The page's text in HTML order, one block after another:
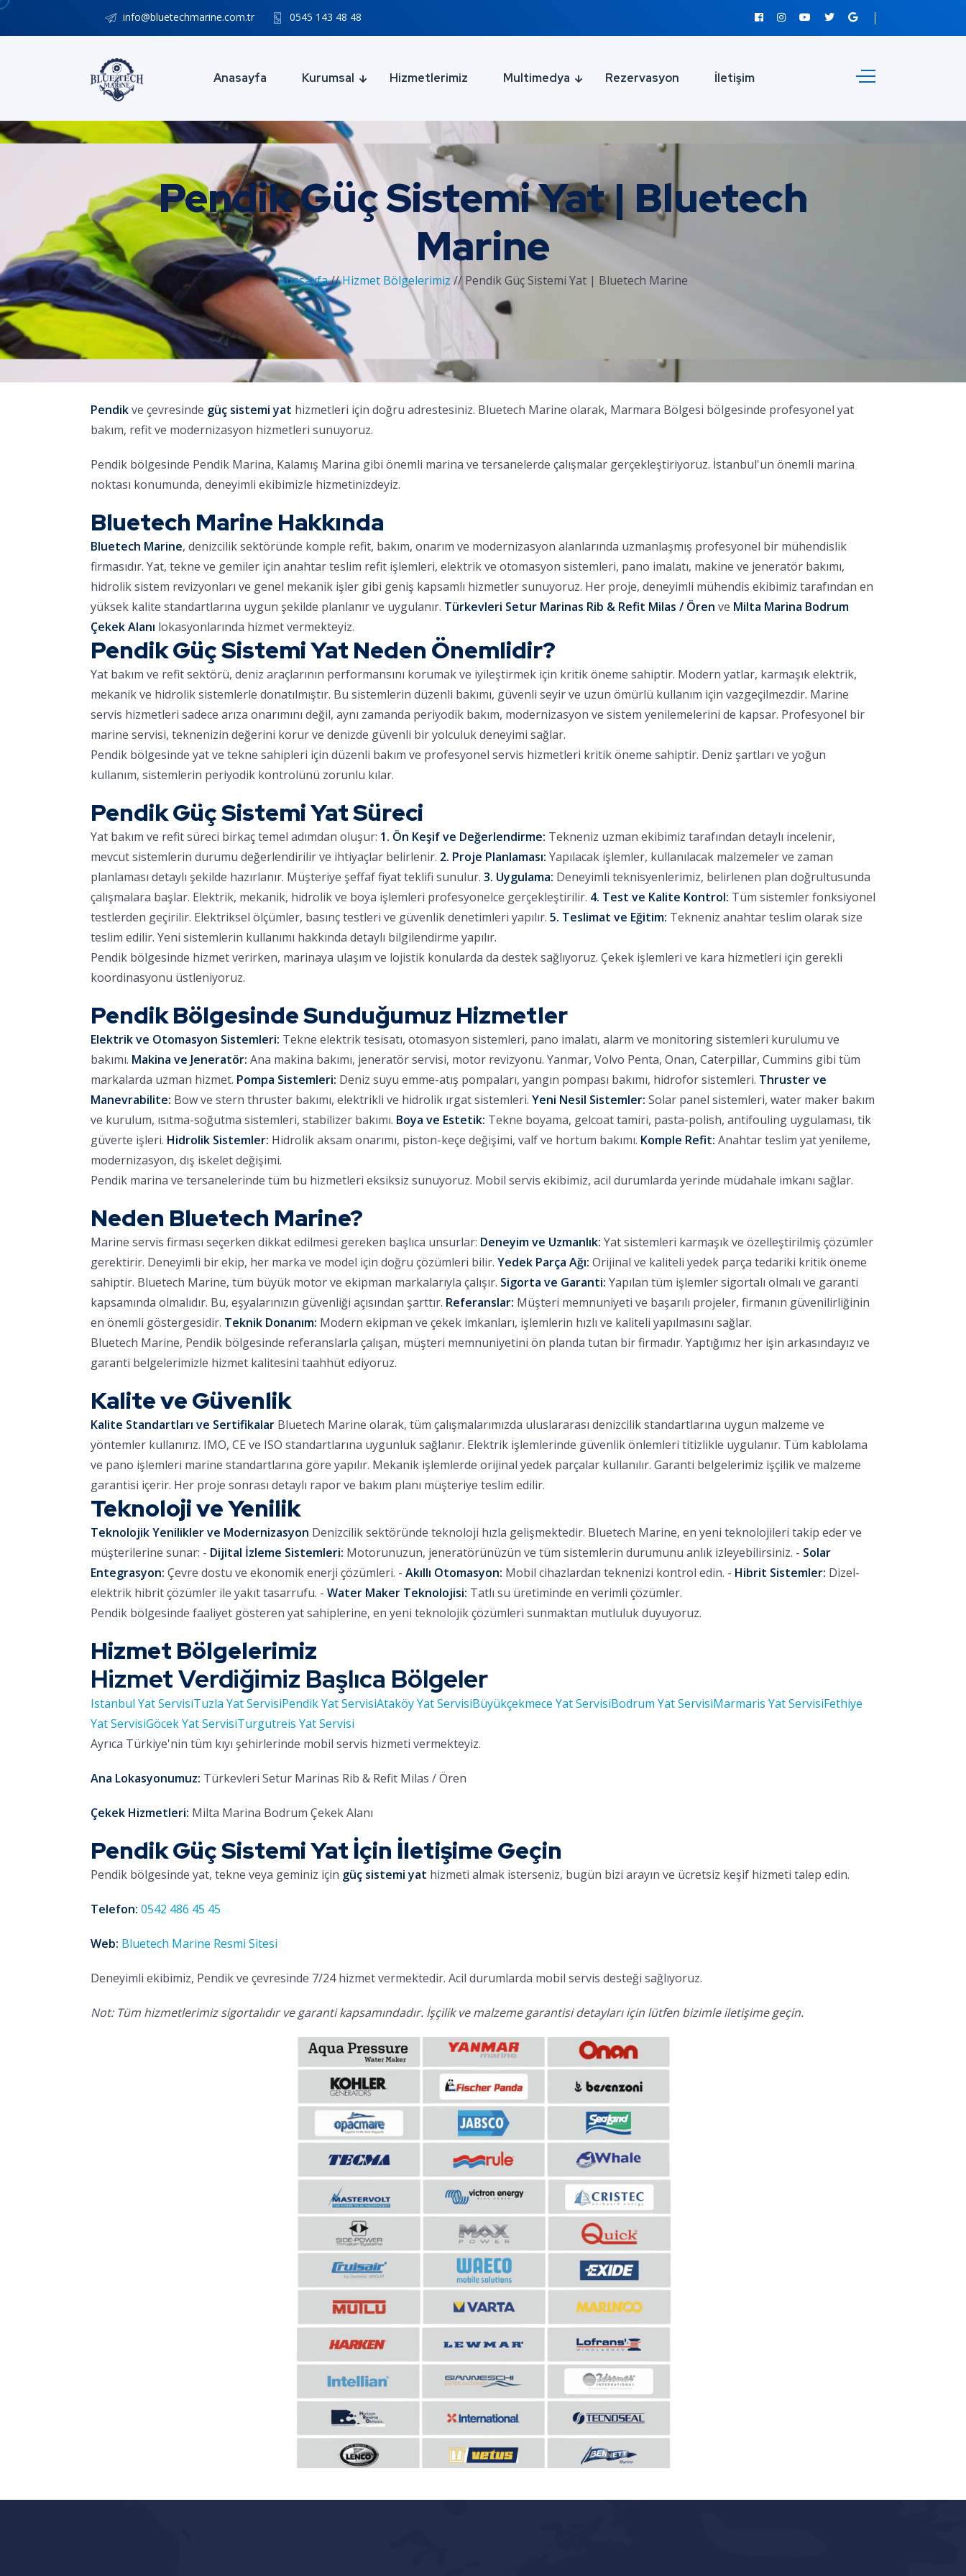
info@bluetechmarine.com.tr 0545 143 48 48
Anasayfa Kurumsal Hizmetlerimiz Multimedya Rezervasyon İletişim
Pendik Güç Sistemi Yat | Bluetech
Marine
Anasayfa//Hizmet Bölgelerimiz // Pendik Güç Sistemi Yat | Bluetech Marine
Pendikve çevresinde güç sistemi yat hizmetleri için doğru adrestesiniz. Bluetech Marine olarak, Marmara Bölgesi bölgesinde profesyonel yat
bakım, refit ve modernizasyon hizmetleri sunuyoruz.
Pendik bölgesinde Pendik Marina, Kalamış Marina gibi önemli marina ve tersanelerde çalışmalar gerçekleştiriyoruz. İstanbul'un önemli marina
noktası konumunda, deneyimli ekibimizle hizmetinizdeyiz.
Bluetech Marine Hakkında
Bluetech Marine, denizcilik sektöründe komple refit, bakım, onarım ve modernizasyon alanlarında uzmanlaşmış profesyonel bir mühendislik
firmasıdır. Yat, tekne ve gemiler için anahtar teslim refit işlemleri, elektrik ve otomasyon sistemleri, pano imalatı, makine ve jeneratör bakımı,
hidrolik sistem revizyonları ve genel mekanik işler gibi geniş kapsamlı hizmetler sunuyoruz. Her proje, deneyimli mühendis ekibimiz tarafından en
yüksek kalite standartlarına uygun şekilde planlanır ve uygulanır. Türkevleri Setur Marinas Rib & Refit Milas / Ören ve Milta Marina Bodrum
Çekek Alanı lokasyonlarında hizmet vermekteyiz.
Pendik Güç Sistemi Yat Neden Önemlidir?
Yat bakım ve refit sektörü, deniz araçlarının performansını korumak ve iyileştirmek için kritik öneme sahiptir. Modern yatlar, karmaşık elektrik,
mekanik ve hidrolik sistemlerle donatılmıştır. Bu sistemlerin düzenli bakımı, güvenli seyir ve uzun ömürlü kullanım için vazgeçilmezdir. Marine
servis hizmetleri sadece arıza onarımını değil, aynı zamanda periyodik bakım, modernizasyon ve sistem yenilemelerini de kapsar. Profesyonel bir
marine servisi, teknenizin değerini korur ve denizde güvenli bir yolculuk deneyimi sağlar.
Pendik bölgesinde yat ve tekne sahipleri için düzenli bakım ve profesyonel servis hizmetleri kritik öneme sahiptir. Deniz şartları ve yoğun
kullanım, sistemlerin periyodik kontrolünü zorunlu kılar.
Pendik Güç Sistemi Yat Süreci
Yat bakım ve refit süreci birkaç temel adımdan oluşur: 1. Ön Keşif ve Değerlendirme: Tekneniz uzman ekibimiz tarafından detaylı incelenir,
mevcut sistemlerin durumu değerlendirilir ve ihtiyaçlar belirlenir. 2. Proje Planlaması: Yapılacak işlemler, kullanılacak malzemeler ve zaman
planlaması detaylı şekilde hazırlanır. Müşteriye şeffaf fiyat teklifi sunulur. 3. Uygulama: Deneyimli teknisyenlerimiz, belirlenen plan doğrultusunda
çalışmalara başlar. Elektrik, mekanik, hidrolik ve boya işlemleri profesyonelce gerçekleştirilir. 4. Test ve Kalite Kontrol: Tüm sistemler fonksiyonel
testlerden geçirilir. Elektriksel ölçümler, basınç testleri ve güvenlik denetimleri yapılır. 5. Teslimat ve Eğitim: Tekneniz anahtar teslim olarak size
teslim edilir. Yeni sistemlerin kullanımı hakkında detaylı bilgilendirme yapılır.
Pendik bölgesinde hizmet verirken, marinaya ulaşım ve lojistik konularda da destek sağlıyoruz. Çekek işlemleri ve kara hizmetleri için gerekli
koordinasyonu üstleniyoruz.
Pendik Bölgesinde Sunduğumuz Hizmetler
Elektrik ve Otomasyon Sistemleri: Tekne elektrik tesisatı, otomasyon sistemleri, pano imalatı, alarm ve monitoring sistemleri kurulumu ve
bakımı. Makina ve Jeneratör: Ana makina bakımı, jeneratör servisi, motor revizyonu. Yanmar, Volvo Penta, Onan, Caterpillar, Cummins gibi tüm
markalarda uzman hizmet. Pompa Sistemleri: Deniz suyu emme-atış pompaları, yangın pompası bakımı, hidrofor sistemleri. Thruster ve
Manevrabilite: Bow ve stern thruster bakımı, elektrikli ve hidrolik ırgat sistemleri. Yeni Nesil Sistemler: Solar panel sistemleri, water maker bakım
ve kurulum, ısıtma-soğutma sistemleri, stabilizer bakımı. Boya ve Estetik: Tekne boyama, gelcoat tamiri, pasta-polish, antifouling uygulaması, tik
güverte işleri. Hidrolik Sistemler: Hidrolik aksam onarımı, piston-keçe değişimi, valf ve hortum bakımı. Komple Refit: Anahtar teslim yat yenileme,
modernizasyon, dış iskelet değişimi.
Pendik marina ve tersanelerinde tüm bu hizmetleri eksiksiz sunuyoruz. Mobil servis ekibimiz, acil durumlarda yerinde müdahale imkanı sağlar.
Neden Bluetech Marine?
Marine servis firması seçerken dikkat edilmesi gereken başlıca unsurlar: Deneyim ve Uzmanlık: Yat sistemleri karmaşık ve özelleştirilmiş çözümler
gerektirir. Deneyimli bir ekip, her marka ve model için doğru çözümleri bilir. Yedek Parça Ağı: Orijinal ve kaliteli yedek parça tedariki kritik öneme
sahiptir. Bluetech Marine, tüm büyük motor ve ekipman markalarıyla çalışır. Sigorta ve Garanti: Yapılan tüm işlemler sigortalı olmalı ve garanti
kapsamında olmalıdır. Bu, eşyalarınızın güvenliği açısından şarttır. Referanslar: Müşteri memnuniyeti ve başarılı projeler, firmanın güvenilirliğinin
en önemli göstergesidir. Teknik Donanım: Modern ekipman ve çekek imkanları, işlemlerin hızlı ve kaliteli yapılmasını sağlar.
Bluetech Marine, Pendik bölgesinde referanslarla çalışan, müşteri memnuniyetini ön planda tutan bir firmadır. Yaptığımız her işin arkasındayız ve
garanti belgelerimizle hizmet kalitesini taahhüt ediyoruz.
Kalite ve Güvenlik
Kalite Standartları ve Sertifikalar Bluetech Marine olarak, tüm çalışmalarımızda uluslararası denizcilik standartlarına uygun malzeme ve
yöntemler kullanırız. IMO, CE ve ISO standartlarına uygunluk sağlanır. Elektrik işlemlerinde güvenlik önlemleri titizlikle uygulanır. Tüm kablolama
ve pano işlemleri marine standartlarına göre yapılır. Mekanik işlemlerde orijinal yedek parçalar kullanılır. Garanti belgelerimiz işçilik ve malzeme
garantisi içerir. Her proje sonrası detaylı rapor ve bakım planı müşteriye teslim edilir.
Teknoloji ve Yenilik
Teknolojik Yenilikler ve Modernizasyon Denizcilik sektöründe teknoloji hızla gelişmektedir. Bluetech Marine, en yeni teknolojileri takip eder ve
müşterilerine sunar: - Dijital İzleme Sistemleri: Motorunuzun, jeneratörünüzün ve tüm sistemlerin durumunu anlık izleyebilirsiniz. - Solar
Entegrasyon: Çevre dostu ve ekonomik enerji çözümleri. - Akıllı Otomasyon: Mobil cihazlardan teknenizi kontrol edin. - Hibrit Sistemler: Dizel-
elektrik hibrit çözümler ile yakıt tasarrufu. - Water Maker Teknolojisi: Tatlı su üretiminde en verimli çözümler.
Pendik bölgesinde faaliyet gösteren yat sahiplerine, en yeni teknolojik çözümleri sunmaktan mutluluk duyuyoruz.
Hizmet Bölgelerimiz
Hizmet Verdiğimiz Başlıca Bölgeler
Istanbul Yat ServisiTuzla Yat ServisiPendik Yat ServisiAtaköy Yat ServisiBüyükçekmece Yat ServisiBodrum Yat ServisiMarmaris Yat ServisiFethiye
Yat ServisiGöcek Yat ServisiTurgutreis Yat Servisi
Ayrıca Türkiye'nin tüm kıyı şehirlerinde mobil servis hizmeti vermekteyiz.
Ana Lokasyonumuz: Türkevleri Setur Marinas Rib & Refit Milas / Ören
Çekek Hizmetleri: Milta Marina Bodrum Çekek Alanı
Pendik Güç Sistemi Yat İçin İletişime Geçin
Pendik bölgesinde yat, tekne veya geminiz için güç sistemi yat hizmeti almak isterseniz, bugün bizi arayın ve ücretsiz keşif hizmeti talep edin.
Telefon: 0542 486 45 45
Web: Bluetech Marine Resmi Sitesi
Deneyimli ekibimiz, Pendik ve çevresinde 7/24 hizmet vermektedir. Acil durumlarda mobil servis desteği sağlıyoruz.
Not: Tüm hizmetlerimiz sigortalıdır ve garanti kapsamındadır. İşçilik ve malzeme garantisi detayları için lütfen bizimle iletişime geçin.